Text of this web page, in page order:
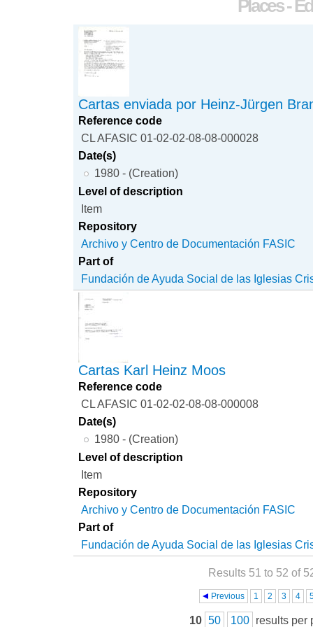
Places -
Cartas enviada por Heinz-Jürgen
Reference code
CL AFASIC 01-02-02-08-08-000028
Date(s)
1980 - (Creation)
Level of description
Item
Repository
Archivo y Centro de Documentación FASIC
Part of
Fundación de Ayuda Social de las Iglesias
Cartas Karl Heinz Moos
Reference code
CL AFASIC 01-02-02-08-08-000008
Date(s)
1980 - (Creation)
Level of description
Item
Repository
Archivo y Centro de Documentación FASIC
Part of
Fundación de Ayuda Social de las Iglesias
Results 51 to 52 of
Previous 1 2 3 4
10 50 100 results per